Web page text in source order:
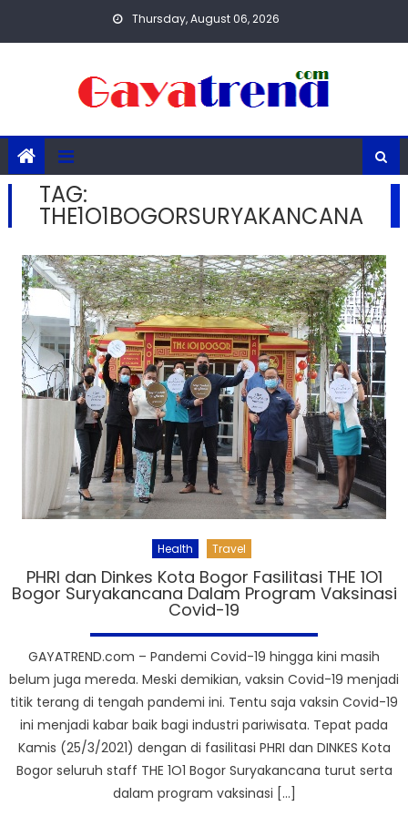
Thursday, August 06, 2026
TAG:
THE1O1BOGORSURYAKANCANA
Health Travel
PHRI dan Dinkes Kota Bogor Fasilitasi THE 1O1
Bogor Suryakancana Dalam Program Vaksinasi
Covid-19
GAYATREND.com – Pandemi Covid-19 hingga kini masih
belum juga mereda. Meski demikian, vaksin Covid-19 menjadi
titik terang di tengah pandemi ini. Tentu saja vaksin Covid-19
ini menjadi kabar baik bagi industri pariwisata. Tepat pada
Kamis (25/3/2021) dengan di fasilitasi PHRI dan DINKES Kota
Bogor seluruh staff THE 1O1 Bogor Suryakancana turut serta
dalam program vaksinasi […]